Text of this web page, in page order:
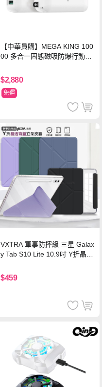
【中華員購】MEGA KING 100
00 多合一固態磁吸防爆行動電
$2,880
免運
VXTRA 軍事防摔級 三星 Galax
y Tab S10 Lite 10.9吋 Y折晶透
$459